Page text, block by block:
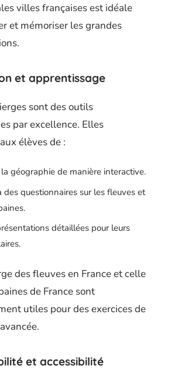
villes françaises est idéale
et mémoriser les grandes
et apprentissage
sont des outils
par excellence. Elles
élèves de :
géographie de manière interactive.
des questionnaires sur les fleuves et
détaillées pour leurs
des fleuves en France et celle
de France sont
utiles pour des exercices de
et accessibilité